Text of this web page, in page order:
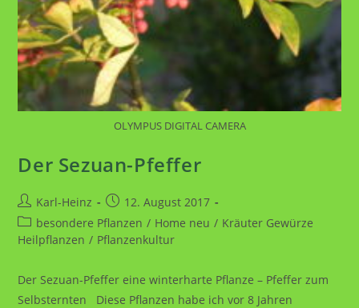
OLYMPUS DIGITAL CAMERA
Der Sezuan-Pfeffer
Beitrags-
Autor:
Karl-Heinz
Beitrag
veröffentlicht:
12. August 2017
Beitrags-
Kategorie:
besondere Pflanzen / Home neu / Kräuter Gewürze
Heilpflanzen / Pflanzenkultur
Der Sezuan-Pfeffer eine winterharte Pflanze – Pfeffer zum
Selbsternten Diese Pflanzen habe ich vor 8 Jahren